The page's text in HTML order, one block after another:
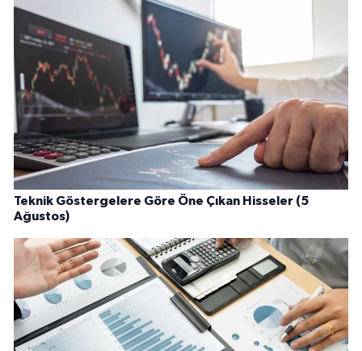
Teknik Göstergelere Göre Öne Çıkan Hisseler (5
Ağustos)